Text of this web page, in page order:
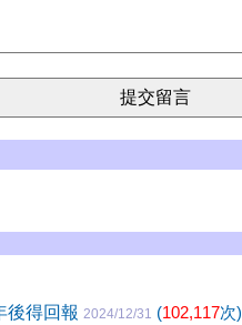
後得回報 2024/12/31 (102,117次)